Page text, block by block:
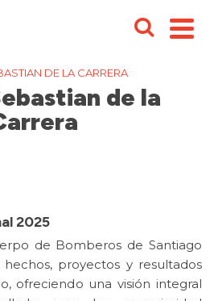
DE LA CARRERA
de la
2025
de Bomberos de Santiago
proyectos y resultados
ofreciendo una visión integral